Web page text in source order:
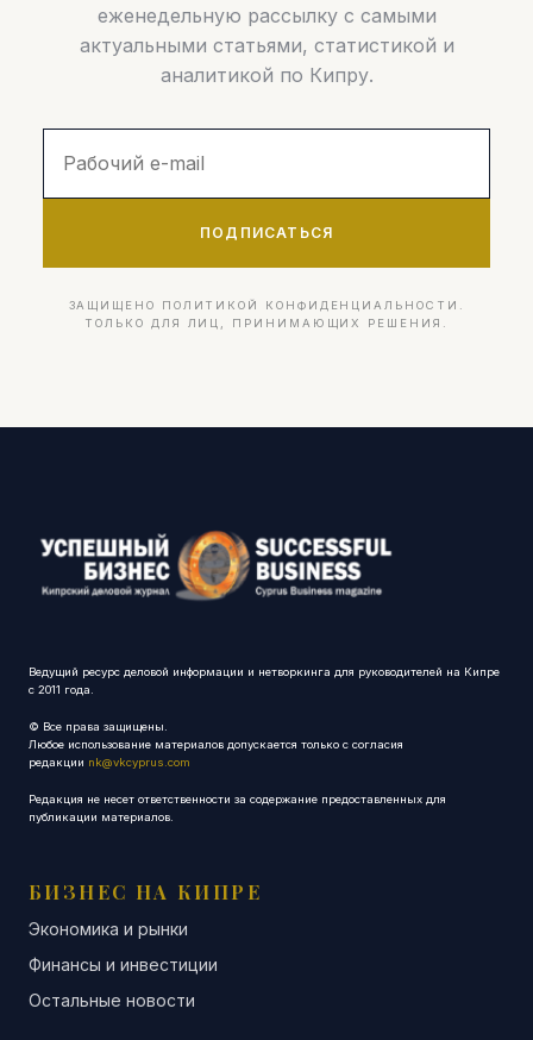
еженедельную рассылку с самыми
актуальными статьями, статистикой и
аналитикой по Кипру.
ПОДПИСАТЬСЯ
ЗАЩИЩЕНО ПОЛИТИКОЙ КОНФИДЕНЦИАЛЬНОСТИ.
ТОЛЬКО ДЛЯ ЛИЦ, ПРИНИМАЮЩИХ РЕШЕНИЯ.
Ведущий ресурс деловой информации и нетворкинга для руководителей на Кипре
с 2011 года.
© Все права защищены.
Любое использование материалов допускается только с согласия
редакции nk@vkcyprus.com
Редакция не несет ответственности за содержание предоставленных для
публикации материалов.
БИЗНЕС НА КИПРЕ
Экономика и рынки
Финансы и инвестиции
Остальные новости